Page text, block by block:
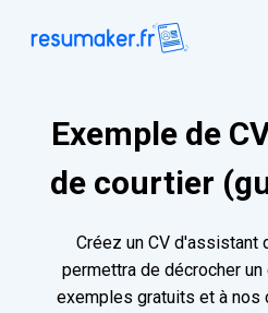
Exemple de
de courtier
Créez un CV d'assistant
permettra de décrocher
exemples gratuits et à nos